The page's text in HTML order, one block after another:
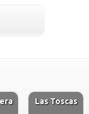
Las Toscas